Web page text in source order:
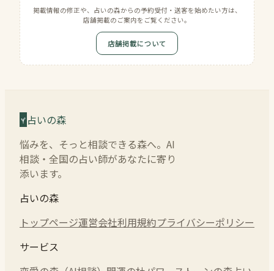
掲載情報の修正や、占いの森からの予約受付・送客を始めたい方は、
店舗掲載のご案内をご覧ください。
店舗掲載について
占いの森
悩みを、そっと相談できる森へ。AI
相談・全国の占い師があなたに寄り
添います。
占いの森
トップページ運営会社利用規約プライバシーポリシー
サービス